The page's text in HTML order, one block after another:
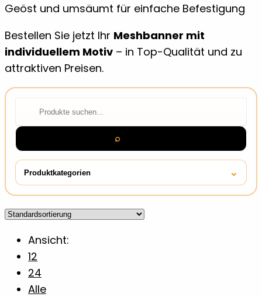
Geöst und umsäumt für einfache Befestigung
Bestellen Sie jetzt Ihr Meshbanner mit
individuellem Motiv – in Top-Qualität und zu
attraktiven Preisen.
Suchen
Produktkategorien ⌄
Aufkleber
Ausmalen
Autoaufkleber
Ansicht:
12
24
Alle